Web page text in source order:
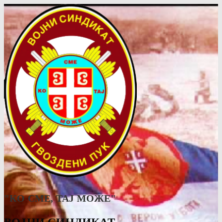
"КО СМЕ, ТАJ МОЖЕ"